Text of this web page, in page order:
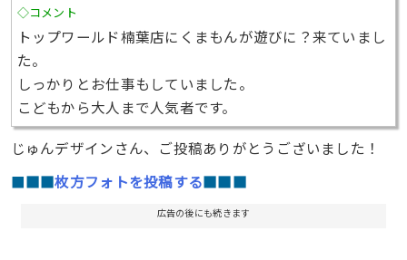
◇コメント
トップワールド楠葉店にくまもんが遊びに？来ていまし
た。
しっかりとお仕事もしていました。
こどもから大人まで人気者です。
じゅんデザインさん、ご投稿ありがとうございました！
■■■枚方フォトを投稿する■■■
広告の後にも続きます